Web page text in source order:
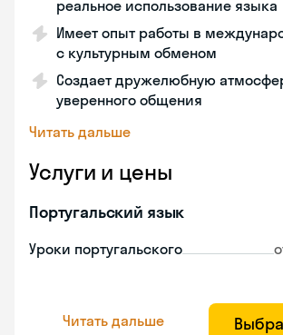
реальное использование языка
Имеет опыт работы в
с культурным обменом
Создает дружелюбную
уверенного общения
Читать дальше
Услуги и цены
Португальский язык
Уроки португальского
Читать дальше